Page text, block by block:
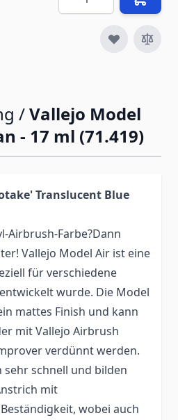
/Vallejo Model
- 17 ml (71.419)
Translucent Blue
Airbrush-Farbe?Dann
Vallejo Model Air ist eine
für verschiedene
wurde. Die Model
mattes Finish und kann
mit Vallejo Airbrush
verdünnt werden.
sehr schnell und bilden
mit
wobei auch